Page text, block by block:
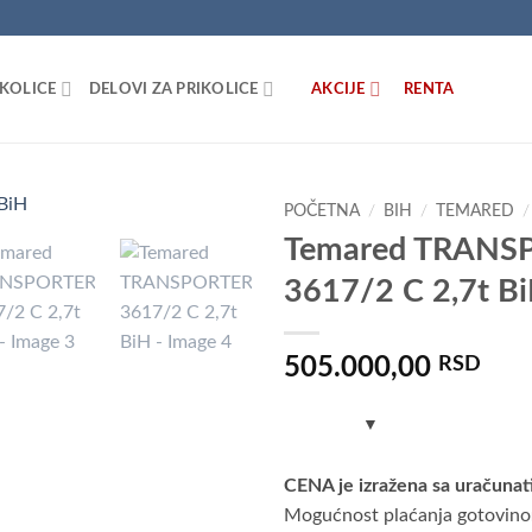
DELOVI ZA PRIKOLICE AKCIJE RENTA
u listu
želja
POČETNA / BIH / TEMARED /
Temared
3617/2 C 2,7t
505.000,00 RSD
CENA je izražena sa
Mogućnost plaćanja